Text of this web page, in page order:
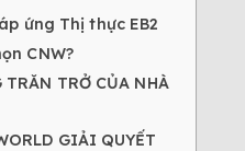
ứng Thị thực EB2
CNW?
TRĂN TRỞ CỦA NHÀ
GIẢI QUYẾT